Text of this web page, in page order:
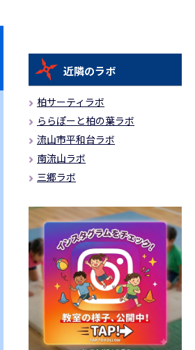
近隣のラボ
柏サーティラボ
ららぽーと柏の葉ラボ
流山市平和台ラボ
南流山ラボ
三郷ラボ